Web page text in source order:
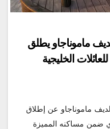
ماموناجاو يطلق
الخليجية
ماموناجاو عن إطلاق
ضمن مساكنه المميزة